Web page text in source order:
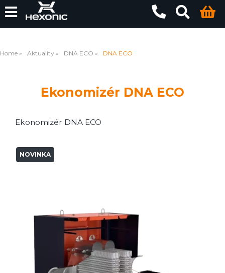
Home Aktuality DNA ECO DNA ECO
Ekonomizér DNA ECO
Ekonomizér DNA ECO